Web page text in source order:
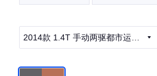
2014款 1.4T 手动两驱都市运动